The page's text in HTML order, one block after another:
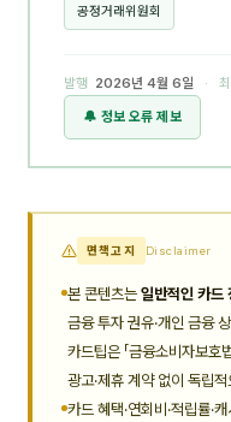
공정거래위원회
발행 2026년 4월 6일 · 최
🔔 정보 오류 제보
면책고지 Disclaimer
본 콘텐츠는 일반적인 카드
금융 투자 권유·개인 금융
카드팁은 「금융소비자보호
광고·제휴 계약 없이 독립
카드 혜택·연회비·적립률·